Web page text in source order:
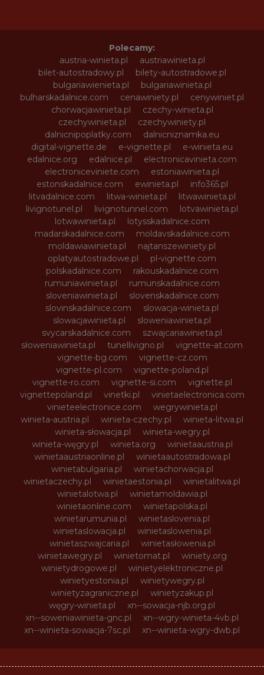
Polecamy:
austria-winieta.pl
austriawinieta.pl
bilet-autostradowy.pl
bilety-autostradowe.pl
bulgariawienieta.pl
bulgariawinieta.pl
bulharskadalnice.com
cenawiniety.pl
cenywiniet.pl
chorwacjawinieta.pl
czechy-winieta.pl
czechywinieta.pl
czechywiniety.pl
dalnicnipoplatky.com
dalnicniznamka.eu
digital-vignette.de
e-vignette.pl
e-winieta.eu
edalnice.org
edalnice.pl
electronicavinieta.com
electroniceviniete.com
estoniawinieta.pl
estonskadalnice.com
ewinieta.pl
info365.pl
litvadalnice.com
litwa-winieta.pl
litwawinieta.pl
livignotunel.pl
livignotunnel.com
lotvawinieta.pl
lotwawinieta.pl
lotysskadalnice.com
madarskadalnice.com
moldavskadalnice.com
moldawiawinieta.pl
najtanszewiniety.pl
oplatyautostradowe.pl
pl-vignette.com
polskadalnice.com
rakouskadalnice.com
rumuniawinieta.pl
rumunskadalnice.com
sloveniawinieta.pl
slovenskadalnice.com
slovinskadalnice.com
slowacja-winieta.pl
slowacjawinieta.pl
sloweniawinieta.pl
svycarskadalnice.com
szwajcariawinieta.pl
słoweniawinieta.pl
tunellivigno.pl
vignette-at.com
vignette-bg.com
vignette-cz.com
vignette-pl.com
vignette-poland.pl
vignette-ro.com
vignette-si.com
vignette.pl
vignettepoland.pl
vinetki.pl
vinietaelectronica.com
vinieteelectronice.com
wegrywinieta.pl
winieta-austria.pl
winieta-czechy.pl
winieta-litwa.pl
winieta-słowacja.pl
winieta-wegry.pl
winieta-węgry.pl
winieta.org
winietaaustria.pl
winietaaustriaonline.pl
winietaautostradowa.pl
winietabulgaria.pl
winietachorwacja.pl
winietaczechy.pl
winietaestonia.pl
winietalitwa.pl
winietalotwa.pl
winietamoldawia.pl
winietaonline.com
winietapolska.pl
winietarumunia.pl
winietaslovenia.pl
winietaslowacja.pl
winietaslowenia.pl
winietaszwajcaria.pl
winietasłowenia.pl
winietawegry.pl
winietomat.pl
winiety.org
winietydrogowe.pl
winietyelektroniczne.pl
winietyestonia.pl
winietywegry.pl
winietyzagraniczne.pl
winietyzakup.pl
węgry-winieta.pl
xn--sowacja-njb.org.pl
xn--soweniawinieta-gnc.pl
xn--wgry-winieta-4vb.pl
xn--winieta-sowacja-7sc.pl
xn--winieta-wgry-dwb.pl